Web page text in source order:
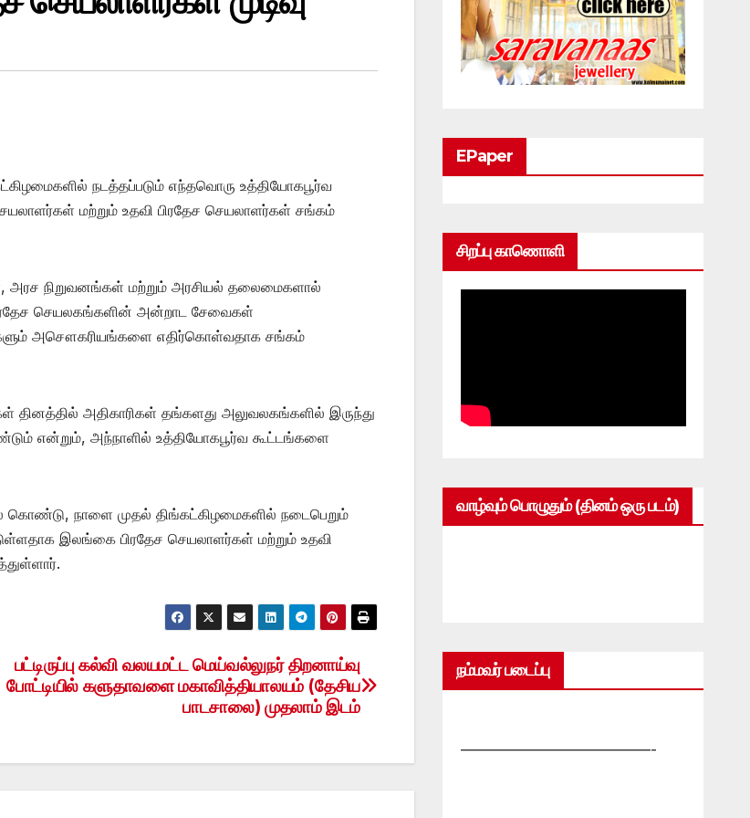
நடத்தப்படும் எந்தவொரு உத்தியோகபூர்வ
மற்றும் உதவி பிரதேச செயலாளர்கள் சங்கம்
அரச நிறுவனங்கள் மற்றும் அரசியல் தலைமைகளால்
செயலகங்களின் அன்றாட சேவைகள்
அசௌகரியங்களை எதிர்கொள்வதாக சங்கம்
தினத்தில் அதிகாரிகள் தங்களது அலுவலகங்களில் இருந்து
என்றும், அந்நாளில் உத்தியோகபூர்வ கூட்டங்களை
கொண்டு, நாளை முதல் திங்கட்கிழமைகளில் நடைபெறும்
இலங்கை பிரதேச செயலாளர்கள் மற்றும் உதவி
பட்டிருப்பு கல்வி வலயமட்ட மெய்வல்லுநர் திறனாய்வு
போட்டியில் களுதாவளை மகாவித்தியாலயம் (தேசிய
பாடசாலை) முதலாம் இடம்
EPaper
சிறப்பு காணொளி
வாழ்வும் பொழுதும் (தினம் ஒரு படம்)
நம்மவர் படைப்பு
—————————————-